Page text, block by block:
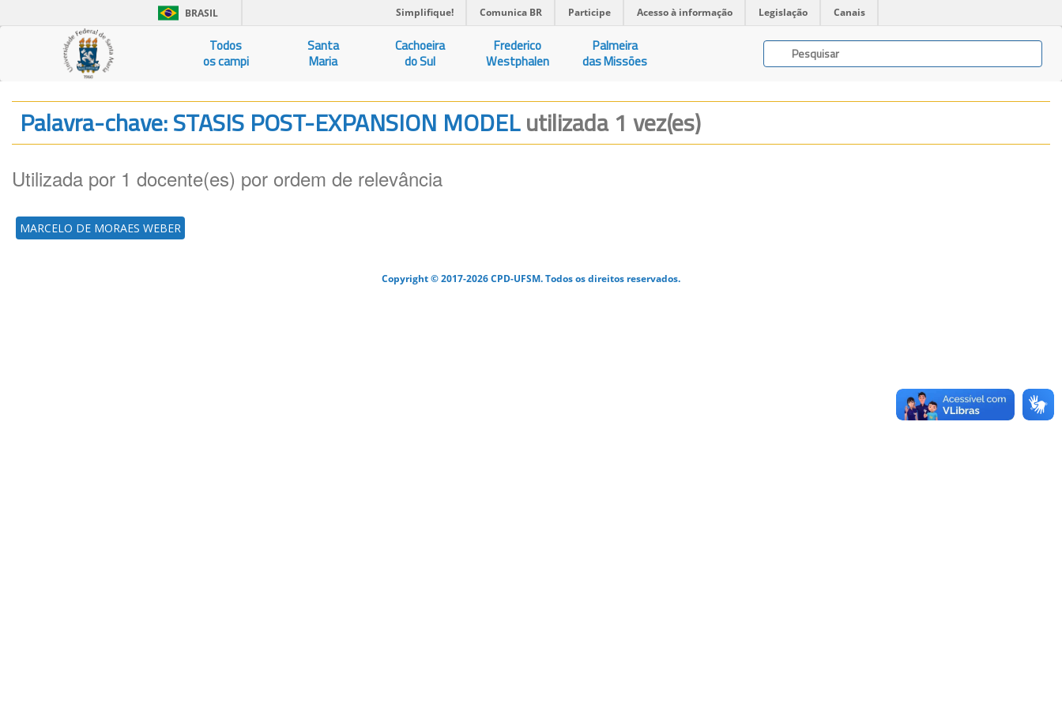
BRASIL Simplifique! Comunica BR Participe Acesso à informação Legislação Canais
Todos
os campi
Santa
Maria
Cachoeira
do Sul
Frederico
Westphalen
Palmeira
das Missões
Palavra-chave: STASIS POST-EXPANSION MODELutilizada 1 vez(es)
Utilizada por 1 docente(es) por ordem de relevância
MARCELO DE MORAES WEBER
Copyright © 2017-2026 CPD-UFSM. Todos os direitos reservados.